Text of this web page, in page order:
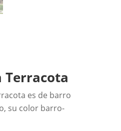
Terracota
es de barro
su color barro-